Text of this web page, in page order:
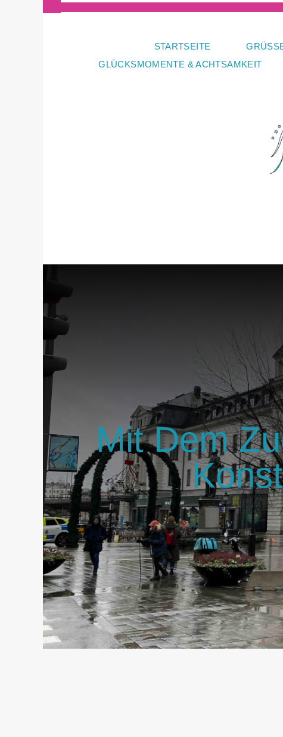
STARTSEITE
GLÜCKSMOMENTE & ACHTSAMKEIT
Mit Dem